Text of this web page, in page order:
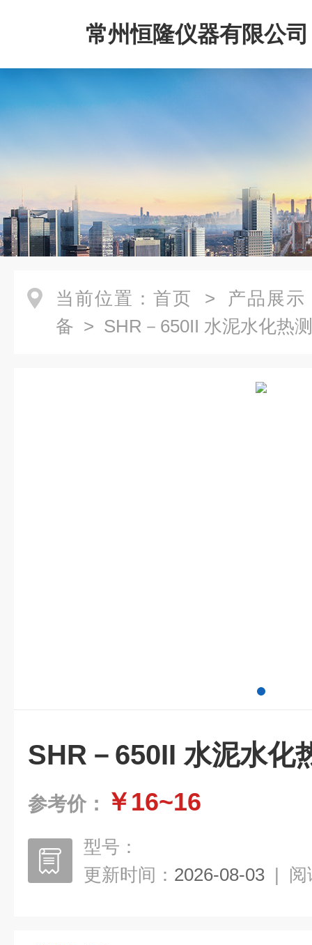
常州恒隆仪器有限公司
当前位置： 首页 > 产品展示
备 > SHR－650II 水泥水化热
SHR－650II 水泥水化
参考价： ￥16~16
型号：
更新时间： 2026-08-03 | 阅